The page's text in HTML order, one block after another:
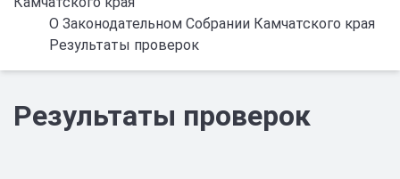
О Законодательном Собрании Камчатского края
Результаты проверок
Результаты проверок